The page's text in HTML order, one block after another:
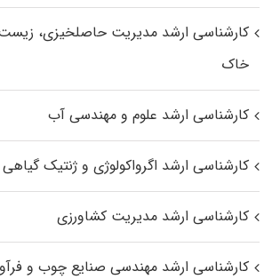
کارشناسی ارشد مدیریت حاصلخیزی، زیست
خاک
کارشناسی ارشد علوم و مهندسی آب
کارشناسی ارشد اگرواکولوژی و ژنتیک گیاهی
کارشناسی ارشد مدیریت کشاورزی
کارشناسی ارشد مهندسی صنایع چوب و